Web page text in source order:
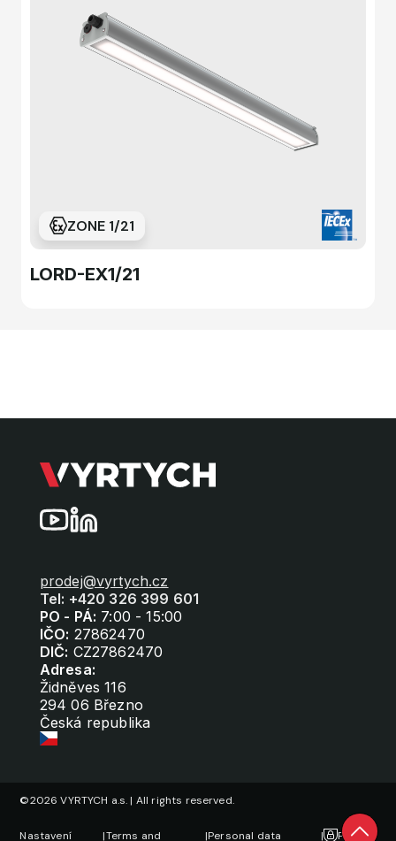
ZONE 1/21
LORD-EX1/21
prodej@vyrtych.cz
Tel: +420 326 399 601
PO - PÁ: 7:00 - 15:00
IČO: 27862470
DIČ: CZ27862470
Adresa:
Židněves 116
294 06 Březno
Česká republika
©2026 VYRTYCH a.s. | All rights reserved.
Nastavení |Terms and |Personal data | Privacy